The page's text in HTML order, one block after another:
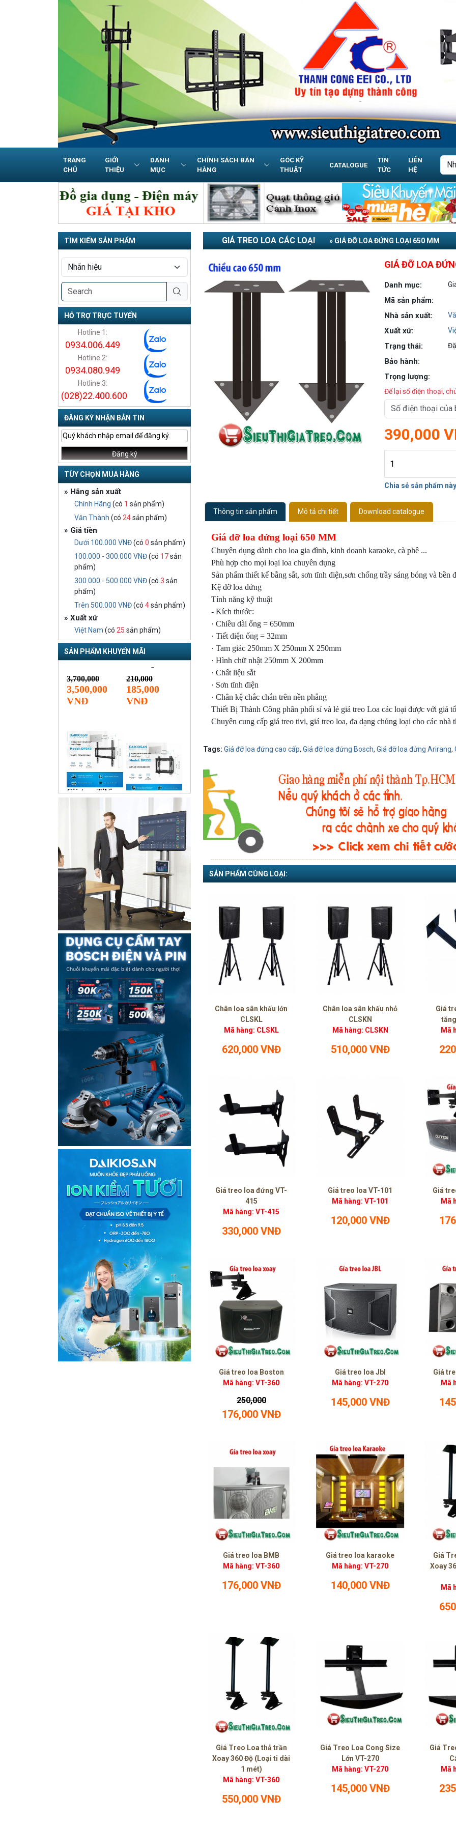
TRANG
CHỦ
GIỚI
THIỆU
DANH
MỤC
CHÍNH SÁCH BÁN
HÀNG
GÓC KỸ
THUẬT
CATALOGUE
TIN
TỨC
LIÊN
HỆ
TÌM KIẾM SẢN PHẨM
HỖ TRỢ TRỰC TUYẾN
Hotline 1:
0934.006.449
Hotline 2:
0934.080.949
Hotline 3:
(028)22.400.600
ĐĂNG KÝ NHẬN BẢN TIN
TÙY CHỌN MUA HÀNG
» Hãng sản xuất
Chính Hãng (có 1 sản phẩm)
Văn Thành (có 24sản phẩm)
» Giá tiền
Dưới 100.000 VNĐ(có 0 sản phẩm)
100.000 - 300.000 VNĐ(có 17sản
phẩm)
300.000 - 500.000 VNĐ(có 3 sản
phẩm)
Trên 500.000 VNĐ(có 4sản phẩm)
» Xuất xứ
Việt Nam (có 25 sản phẩm)
SẢN PHẨM KHUYẾN MÃI
GIÁ TREO LOA CÁC LOẠI » GIÁ ĐỠ LOA ĐỨNG LOẠI 650 MM
GIÁ ĐỠ LOA
Danh mục:
Mã sản phẩm:
Nhà sản xuất:
Xuất xứ:
Trạng thái:
Bảo hành:
Trọng lượng:
Để lại số điện thoại,
390,000
Chia sẻ sản phẩm
Thông tin sản phẩm Mô tả chi tiết Download catalogue
Giá đỡ loa đứng loại 650 MM
Chuyên dụng dành cho loa gia đình, kinh doanh karaoke, cà phê ...
Phù hợp cho mọi loại loa chuyên dụng
Sản phẩm thiết kế bằng sắt, sơn tĩnh điện,sơn chống trầy sáng bóng và bền
Kệ đỡ loa đứng
Tính năng kỹ thuật
- Kích thước:
· Chiều dài ống = 650mm
· Tiết diện ống = 32mm
· Tam giác 250mm X 250mm X 250mm
· Hình chữ nhật 250mm X 200mm
· Chất liệu sắt
· Sơn tĩnh điện
· Chân kệ chắc chắn trên nền phẳng
Thiết Bị Thành Công phân phối sỉ và lẻ giá treo Loa các loại được với giá
Chuyên cung cấp giá treo tivi, giá treo loa, đa dạng chủng loại cho các nhà
Tags: Giá đỡ loa đứng cao cấp, Giá đỡ loa đứng Bosch, Giá đỡ loa đứng Arirang,
SẢN PHẨM CÙNG LOẠI:
Chân loa sân khấu lớn
CLSKL
Mã hàng: CLSKL
620,000 VNĐ
Chân loa sân khấu nhỏ
CLSKN
Mã hàng: CLSKN
510,000 VNĐ
Giá
Mã
Giá treo loa đứng VT-
415
Mã hàng: VT-415
330,000 VNĐ
Giá treo loa VT-101
Mã hàng: VT-101
120,000 VNĐ
Giá
Mã
Giá treo loa Boston
Mã hàng: VT-360
250,000
176,000 VNĐ
Giá treo loa Jbl
Mã hàng: VT-270
145,000 VNĐ
Giá
Mã
Giá treo loa BMB
Mã hàng: VT-360
176,000 VNĐ
Giá treo loa karaoke
Mã hàng: VT-270
140,000 VNĐ
Giá
Xoay
Mã
Giá Treo Loa thả trần
Xoay 360 Độ (Loại ti dài
1 mét)
Mã hàng: VT-360
550,000 VNĐ
Giá Treo Loa Cong Size
Lớn VT-270
Mã hàng: VT-270
145,000 VNĐ
Giá
Mã